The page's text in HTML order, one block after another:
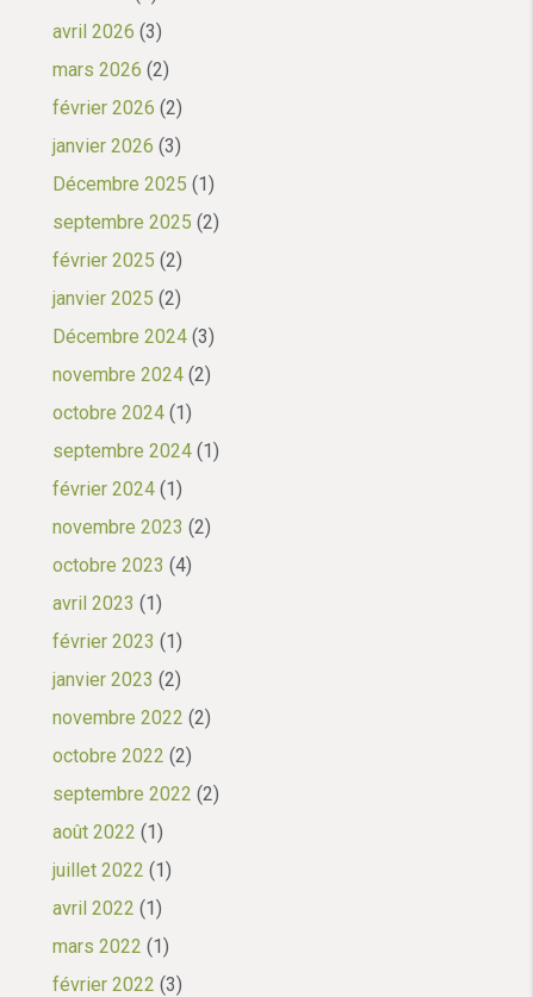
avril 2026 (3)
mars 2026 (2)
février 2026 (2)
janvier 2026 (3)
Décembre 2025 (1)
septembre 2025 (2)
février 2025 (2)
janvier 2025 (2)
Décembre 2024 (3)
novembre 2024 (2)
octobre 2024 (1)
septembre 2024 (1)
février 2024 (1)
novembre 2023 (2)
octobre 2023 (4)
avril 2023 (1)
février 2023 (1)
janvier 2023 (2)
novembre 2022 (2)
octobre 2022 (2)
septembre 2022 (2)
août 2022 (1)
juillet 2022 (1)
avril 2022 (1)
mars 2022 (1)
février 2022 (3)